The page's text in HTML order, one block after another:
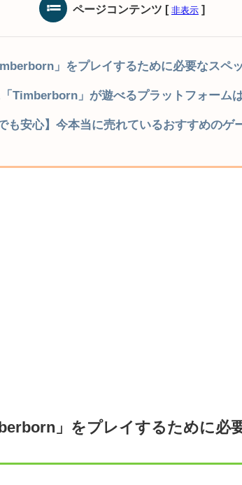
ページコンテンツ [ 非表示 ]
」をプレイするために必要なスペ
「Timberborn」が遊べるプラットフォーム
も安心】今本当に売れているおすすめのゲ
」をプレイするために必